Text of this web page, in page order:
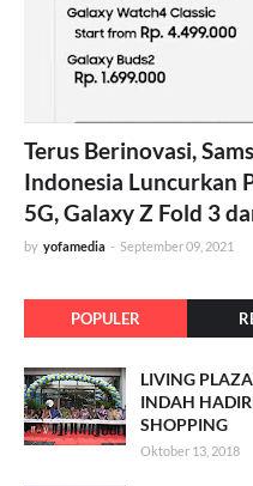
Terus Berinovasi,
Indonesia Luncurkan
5G, Galaxy Z Fold 3
by yofamedia - September 09, 2021
POPULER
LIVING
INDAH
SHOPPING
Oktober 13, 2018